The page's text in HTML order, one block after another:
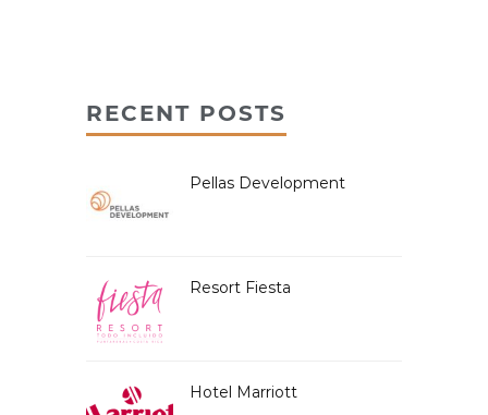
RECENT POSTS
Pellas Development
Resort Fiesta
Hotel Marriott